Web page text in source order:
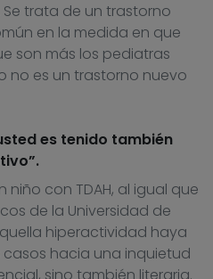
trata de un trastorno
en la medida en que
son más los pediatras
no es un trastorno nuevo
es tenido también
niño con TDAH, al igual que
de la Universidad de
hiperactividad haya
hacia una inquietud